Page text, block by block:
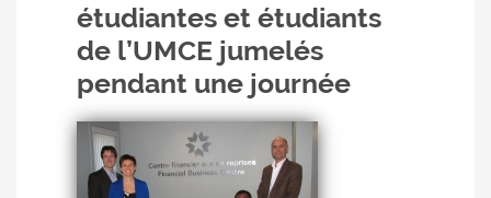
étudiantes et étudiants
de l’UMCE jumelés
pendant une journée